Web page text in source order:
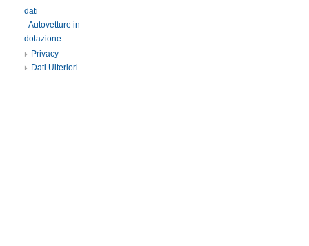
dati
- Autovetture in
dotazione
Privacy
Dati Ulteriori